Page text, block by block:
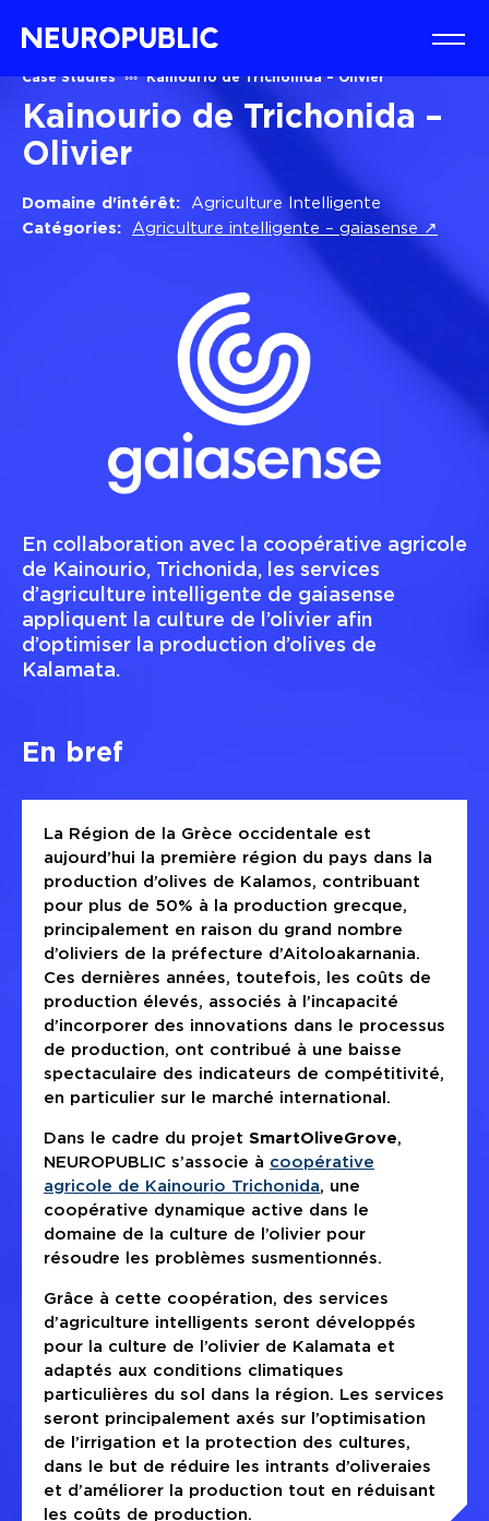
Case Studies Kainourio de Trichonida – Olivier
Kainourio de Trichonida –
Olivier
Domaine d'intérêt:
Agriculture Intelligente
Catégories:
Agriculture intelligente – gaiasense ↗
En collaboration avec la coopérative agricole
de Kainourio, Trichonida, les services
d’agriculture intelligente de gaiasense
appliquent la culture de l’olivier afin
d’optimiser la production d’olives de
Kalamata.
En bref
La Région de la Grèce occidentale est
aujourd’hui la première région du pays dans la
production d’olives de Kalamos, contribuant
pour plus de 50% à la production grecque,
principalement en raison du grand nombre
d’oliviers de la préfecture d’Aitoloakarnania.
Ces dernières années, toutefois, les coûts de
production élevés, associés à l’incapacité
d’incorporer des innovations dans le processus
de production, ont contribué à une baisse
spectaculaire des indicateurs de compétitivité,
en particulier sur le marché international.
Dans le cadre du projet SmartOliveGrove,
NEUROPUBLIC s’associe à coopérative
agricole de Kainourio Trichonida, une
coopérative dynamique active dans le
domaine de la culture de l’olivier pour
résoudre les problèmes susmentionnés.
Grâce à cette coopération, des services
d’agriculture intelligents seront développés
pour la culture de l’olivier de Kalamata et
adaptés aux conditions climatiques
particulières du sol dans la région. Les services
seront principalement axés sur l’optimisation
de l’irrigation et la protection des cultures,
dans le but de réduire les intrants d’oliveraies
et d’améliorer la production tout en réduisant
les coûts de production.